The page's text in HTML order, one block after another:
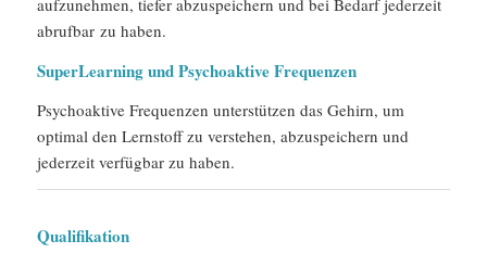
abrufbar zu haben.
SuperLearning und Psychoaktive Frequenzen
Psychoaktive Frequenzen unterstützen das Gehirn, um
optimal den Lernstoff zu verstehen, abzuspeichern und
jederzeit verfügbar zu haben.
Qualifikation